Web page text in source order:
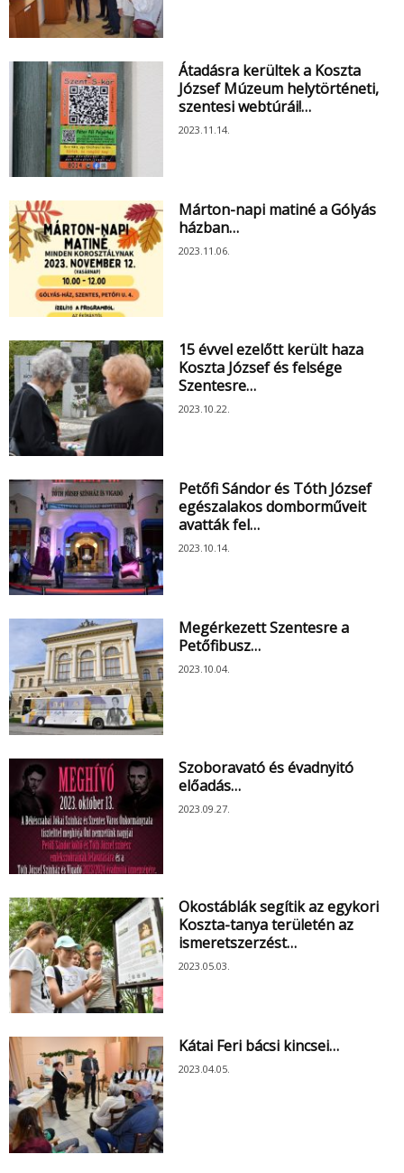
Átadásra kerültek a Koszta
József Múzeum helytörténeti,
szentesi webtúrái!…
2023.11.14.
Márton-napi matiné a Gólyás
házban…
2023.11.06.
15 évvel ezelőtt került haza
Koszta József és felsége
Szentesre…
2023.10.22.
Petőfi Sándor és Tóth József
egészalakos domborműveit
avatták fel…
2023.10.14.
Megérkezett Szentesre a
Petőfibusz…
2023.10.04.
Szoboravató és évadnyitó
előadás…
2023.09.27.
Okostáblák segítik az egykori
Koszta-tanya területén az
ismeretszerzést…
2023.05.03.
Kátai Feri bácsi kincsei…
2023.04.05.